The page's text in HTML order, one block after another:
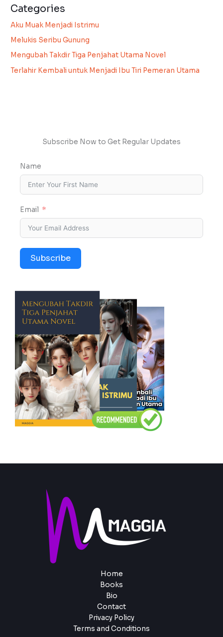
Categories
Aku Muak Menjadi Istrimu
Melukis Seribu Gunung
Mengubah Takdir Tiga Penjahat Utama Novel
Terlahir Kembali untuk Menjadi Ibu Tiri Pemeran Utama
Subscribe Now to Get Regular Updates
Name
Email
Subscribe
Home
Books
Bio
Contact
Privacy Policy
Terms and Conditions